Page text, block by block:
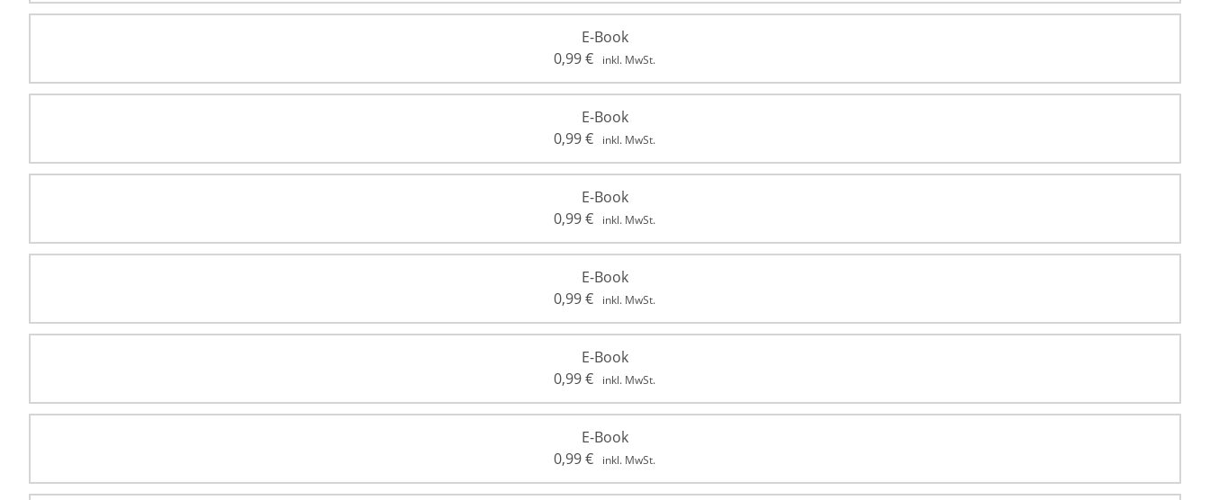
E-Book
0,99€ inkl. MwSt.
E-Book
0,99€ inkl. MwSt.
E-Book
0,99€ inkl. MwSt.
E-Book
0,99€ inkl. MwSt.
E-Book
0,99€ inkl. MwSt.
E-Book
0,99€ inkl. MwSt.